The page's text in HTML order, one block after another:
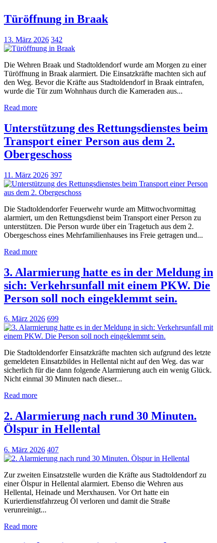
Türöffnung in Braak
13. März 2026 342
Die Wehren Braak und Stadtoldendorf wurde am Morgen zu einer
Türöffnung in Braak alarmiert. Die Einsatzkräfte machten sich auf
den Weg. Bevor die Kräfte aus Stadtoldendorf in Braak eintrafen,
wurde die Tür zum Wohnhaus durch die Kameraden aus...
Read more
Unterstützung des Rettungsdienstes beim
Transport einer Person aus dem 2.
Obergeschoss
11. März 2026 397
Die Stadtoldendorfer Feuerwehr wurde am Mittwochvormittag
alarmiert, um den Rettungsdienst beim Transport einer Person zu
unterstützen. Die Person wurde über ein Tragetuch aus dem 2.
Obergeschoss eines Mehrfamilienhauses ins Freie getragen und...
Read more
3. Alarmierung hatte es in der Meldung in
sich: Verkehrsunfall mit einem PKW. Die
Person soll noch eingeklemmt sein.
6. März 2026 699
Die Stadtoldendorfer Einsatzkräfte machten sich aufgrund des letzte
gemeldeten Einsatzbildes in Hellental nicht auf den Weg. das war
sicherlich für die dann folgende Alarmierung auch ein wenig Glück.
Nicht einmal 30 Minuten nach dieser...
Read more
2. Alarmierung nach rund 30 Minuten.
Ölspur in Hellental
6. März 2026 407
Zur zweiten Einsatzstelle wurden die Kräfte aus Stadtoldendorf zu
einer Ölspur in Hellental alarmiert. Ebenso die Wehren aus
Hellental, Heinade und Merxhausen. Vor Ort hatte ein
Kurierdienstfahrzeug Öl verloren und damit die Straße
verunreinigt...
Read more